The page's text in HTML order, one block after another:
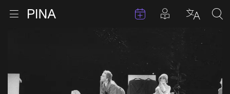
Ouvrir le menu Retour à la page d'accueil Évenements
Articles en